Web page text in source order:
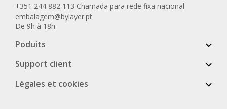
+351 244 882 113 Chamada para rede fixa nacional
embalagem@bylayer.pt
De 9h à 18h
Poduits
Support client
Légales et cookies